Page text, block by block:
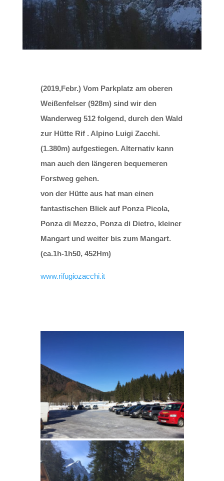
(2019,Febr.) Vom Parkplatz am oberen
Weißenfelser (928m) sind wir den
Wanderweg 512 folgend, durch den Wald
zur Hütte Rif . Alpino Luigi Zacchi.
(1.380m) aufgestiegen. Alternativ kann
man auch den längeren bequemeren
Forstweg gehen.
von der Hütte aus hat man einen
fantastischen Blick auf Ponza Picola,
Ponza di Mezzo, Ponza di Dietro, kleiner
Mangart und weiter bis zum Mangart.
(ca.1h-1h50, 452Hm)
www.rifugiozacchi.it